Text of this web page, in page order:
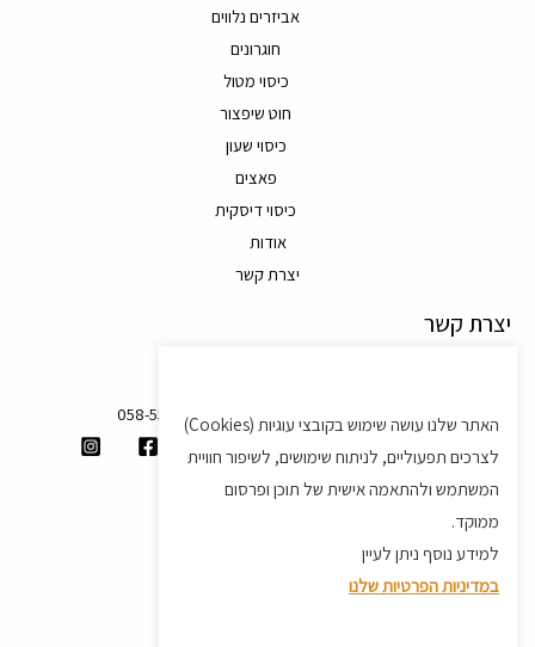
אביזרים נלווים
חוגרונים
כיסוי מטול
חוט שיפצור
כיסוי שעון
פאצים
כיסוי דיסקית
אודות
יצרת קשר
יצרת קשר
058-5557588
shvartz.order@gmail.com
תנאים ותקנון
האתר שלנו עושה שימוש בקובצי עוגיות (Cookies)
לצרכים תפעוליים, לניתוח שימושים, לשיפור חוויית
המשתמש ולהתאמה אישית של תוכן ופרסום
ממוקד.
למידע נוסף ניתן לעיין
במדיניות הפרטיות שלנו